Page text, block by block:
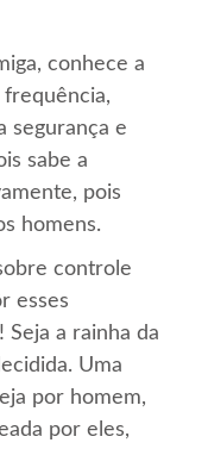
conhece a
frequência,
segurança e
sabe a
pois
homens.
controle
esses
a rainha da
Uma
por homem,
por eles,